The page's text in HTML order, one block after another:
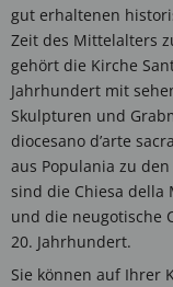
gut erhaltenen
Zeit des Mittelalters
gehört die Kirche
Jahrhundert mit
Skulpturen und
diocesano d’arte
aus Populania zu
sind die Chiesa della
und die neugotische
20. Jahrhundert.
Sie können auf Ihrer